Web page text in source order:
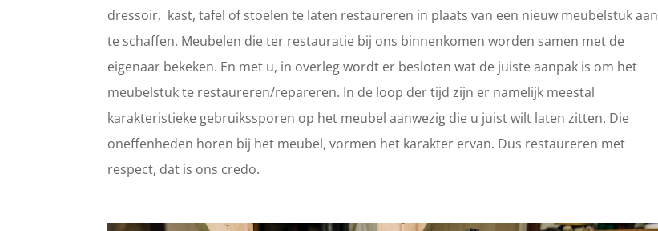
dressoir, kast, tafel of stoelen te laten restaureren in plaats van een nieuw meubelstuk aan
te schaffen. Meubelen die ter restauratie bij ons binnenkomen worden samen met de
eigenaar bekeken. En met u, in overleg wordt er besloten wat de juiste aanpak is om het
meubelstuk te restaureren/repareren. In de loop der tijd zijn er namelijk meestal
karakteristieke gebruikssporen op het meubel aanwezig die u juist wilt laten zitten. Die
oneffenheden horen bij het meubel, vormen het karakter ervan. Dus restaureren met
respect, dat is ons credo.